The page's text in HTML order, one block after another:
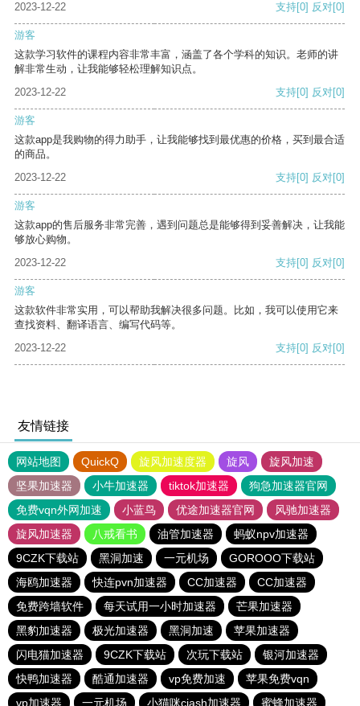
2023-12-22 支持[0] 反对[0]
游客
这款学习软件的课程内容非常丰富，涵盖了各个学科的知识。老师的讲
解非常生动，让我能够轻松理解知识点。
2023-12-22
支持[0] 反对[0]
游客
这款app是我购物的得力助手，让我能够找到最优惠的价格，买到最合适
的商品。
2023-12-22
支持[0] 反对[0]
游客
这款app的售后服务非常完善，遇到问题总是能够得到妥善解决，让我能
够放心购物。
2023-12-22
支持[0] 反对[0]
游客
这款软件非常实用，可以帮助我解决很多问题。比如，我可以使用它来
查找资料、翻译语言、编写代码等。
2023-12-22
支持[0] 反对[0]
友情链接
网站地图 QuickQ 旋风加速度器 旋风
旋风加速
坚果加速器
小牛加速器 tiktok加速器
狗急加速器官网
免费vqn外网加速
小蓝鸟 优途加速器官网
风驰加速器
旋风加速器
八戒看书 油管加速器
蚂蚁npv加速器
9CZK下载站
黑洞加速 一元机场
GOROOO下载站
海鸥加速器
快连pvn加速器 CC加速器
CC加速器
免费跨墙软件
每天试用一小时加速器
芒果加速器
黑豹加速器
极光加速器 黑洞加速
苹果加速器
闪电猫加速器
9CZK下载站 次玩下载站
银河加速器
快鸭加速器
酷通加速器 vp免费加速
苹果免费vqn
vp加速器
一元机场 小猫咪ciash加速器 蜜蜂加速器